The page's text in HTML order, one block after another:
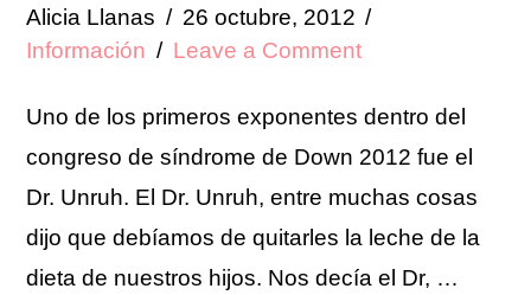
Alicia Llanas
26 octubre, 2012
Información
Leave a Comment
Uno de los primeros exponentes dentro del
congreso de síndrome de Down 2012 fue el
Dr. Unruh. El Dr. Unruh, entre muchas cosas
dijo que debíamos de quitarles la leche de la
dieta de nuestros hijos. Nos decía el Dr, …